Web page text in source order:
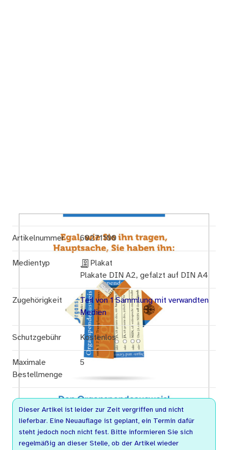
Artikelnummer 60271100
Medientyp
Plakat
Plakate DIN A2, gefalzt auf DIN A4
Zugehörigkeit
Teil von 1 Sammlung mit verwandten
Medien
Schutzgebühr Kostenlos
Maximale
Bestellmenge
5
Dieser Artikel ist leider zur Zeit vergriffen und nicht
lieferbar. Eine Neuauflage ist geplant, ein Termin dafür
steht jedoch noch nicht fest. Bitte informieren Sie sich
regelmäßig an dieser Stelle, ob der Artikel wieder